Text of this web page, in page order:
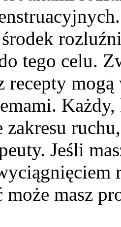
środek
tego celu.
recepty
zakresu
Jeśli
masz